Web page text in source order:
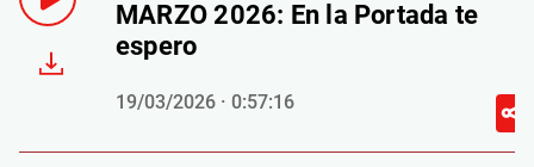
MARZO 2026: En la Portada te
espero
19/03/2026 · 0:57:16